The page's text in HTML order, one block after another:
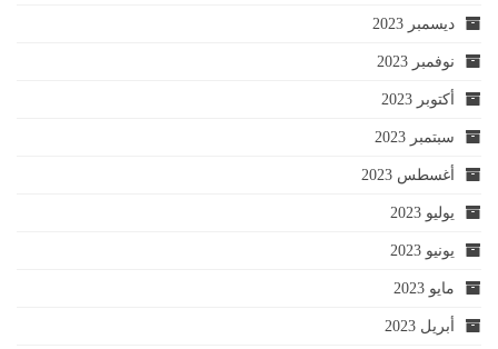
ديسمبر 2023
نوفمبر 2023
أكتوبر 2023
سبتمبر 2023
أغسطس 2023
يوليو 2023
يونيو 2023
مايو 2023
أبريل 2023